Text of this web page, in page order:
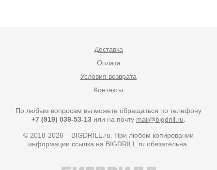
Доставка
Оплата
Условия возврата
Контакты
По любым вопросам вы можете обращаться по телефону
+7 (919) 039-53-13 или на почту mail@bigdrill.ru
© 2018-2026 – BIGDRILL.ru. При любом копировании
информации ссылка на BIGDRILL.ru обязательна.